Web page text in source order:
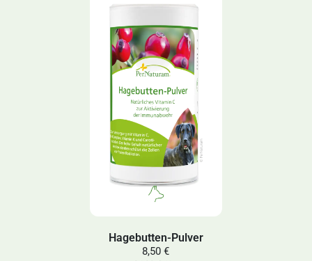
Hagebutten-Pulver
8,50 €